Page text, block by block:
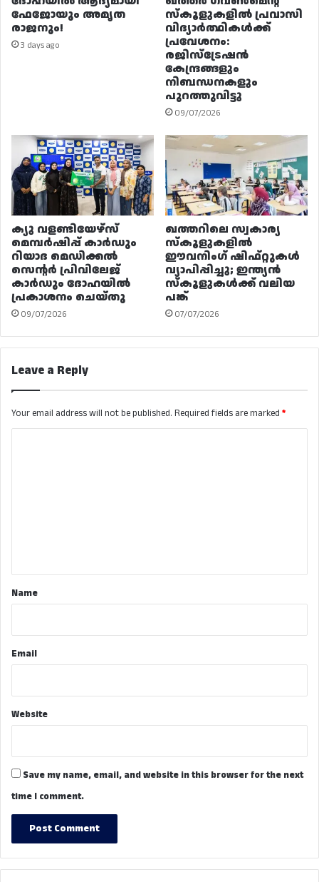
ഫേജോയും അമൃത
രാജനും!
3 days ago
സ്കൂളുകളിൽ പ്രവാസി
വിദ്യാർത്ഥികൾക്ക്
പ്രവേശനം:
രജിസ്ട്രേഷൻ
കേന്ദ്രങ്ങളും
നിബന്ധനകളും
പുറത്തുവിട്ടു
09/07/2026
ക്യു വളണ്ടിയേഴ്‌സ്
മെമ്പർഷിപ്പ് കാർഡും
റിയാദ മെഡിക്കൽ
സെന്റർ പ്രിവിലേജ്
കാർഡും ദോഹയിൽ
പ്രകാശനം ചെയ്തു
09/07/2026
ഖത്തറിലെ സ്വകാര്യ
സ്കൂളുകളിൽ
ഈവനിംഗ് ഷിഫ്റ്റുകൾ
വ്യാപിപ്പിച്ചു; ഇന്ത്യൻ
സ്കൂളുകൾക്ക് വലിയ
പങ്ക്
07/07/2026
Leave a Reply
Your email address will not be published. Required fields are marked *
*Name
Email
Website
Save my name, email, and website in this browser for the next
time I comment.